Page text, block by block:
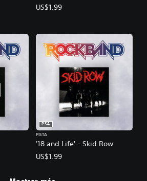
US$1.99
'18 and Life' - Skid Row
PS4
PISTA
US$1.99